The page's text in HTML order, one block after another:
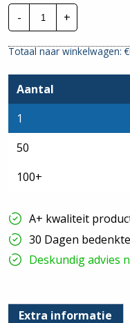
-
Lapp
Skindicht
wartelmoer
M40x1,5mm
Messing
hoeveelheid
+
Totaal naar winkelwagen: €
Aantal
1
50
100+
A+ kwaliteit
30 Dagen
Deskundig advies
Extra informatie